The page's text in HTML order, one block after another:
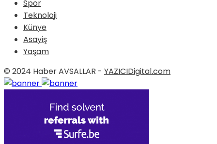
Spor
Teknoloji
Künye
Asayiş
Yaşam
© 2024 Haber AVSALLAR - YAZICIDigital.com